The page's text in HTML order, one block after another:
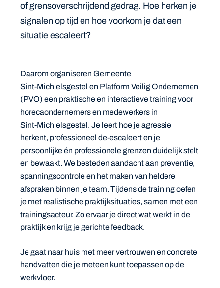
of grensoverschrijdend gedrag. Hoe herken je
signalen op tijd en hoe voorkom je dat een
situatie escaleert?
Daarom organiseren Gemeente
Sint‑Michielsgestel en Platform Veilig Ondernemen
(PVO) een praktische en interactieve training voor
horecaondernemers en medewerkers in
Sint‑Michielsgestel. Je leert hoe je agressie
herkent, professioneel de‑escaleert en je
persoonlijke én professionele grenzen duidelijk stelt
en bewaakt. We besteden aandacht aan preventie,
spanningscontrole en het maken van heldere
afspraken binnen je team. Tijdens de training oefen
je met realistische praktijksituaties, samen met een
trainingsacteur. Zo ervaar je direct wat werkt in de
praktijk en krijg je gerichte feedback.
Je gaat naar huis met meer vertrouwen en concrete
handvatten die je meteen kunt toepassen op de
werkvloer.